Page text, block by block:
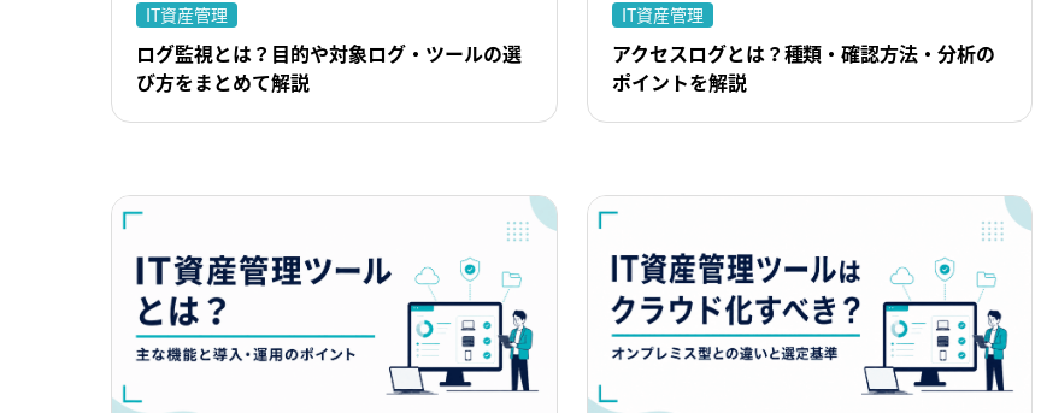
IT資産管理
ログ監視とは？目的や対象ログ・ツールの選
び方をまとめて解説
IT資産管理
アクセスログとは？種類・確認方法・分析の
ポイントを解説